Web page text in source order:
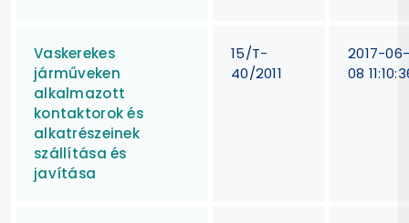
Vaskerekes
járműveken
alkalmazott
kontaktorok és
alkatrészeinek
szállítása és
javítása
15/T-
40/2011
2017-
08